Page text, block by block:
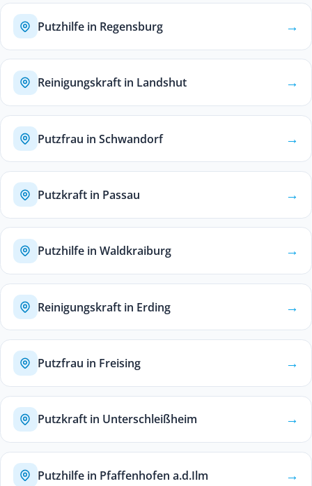
Putzhilfe in Regensburg →
Reinigungskraft in Landshut →
Putzfrau in Schwandorf →
Putzkraft in Passau →
Putzhilfe in Waldkraiburg →
Reinigungskraft in Erding →
Putzfrau in Freising →
Putzkraft in Unterschleißheim →
Putzhilfe in Pfaffenhofen a.d.Ilm →